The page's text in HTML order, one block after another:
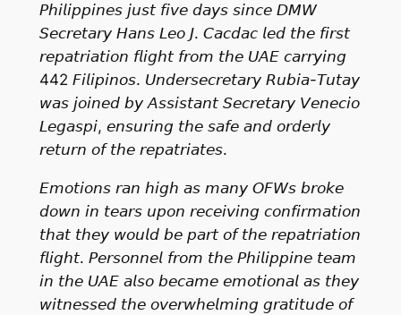
𝘗𝘩𝘪𝘭𝘪𝘱𝘱𝘪𝘯𝘦𝘴 𝘫𝘶𝘴𝘵 𝘧𝘪𝘷𝘦 𝘥𝘢𝘺𝘴 𝘴𝘪𝘯𝘤𝘦 𝘋𝘔𝘞
𝘚𝘦𝘤𝘳𝘦𝘵𝘢𝘳𝘺 𝘏𝘢𝘯𝘴 𝘓𝘦𝘰 𝘑. 𝘊𝘢𝘤𝘥𝘢𝘤 𝘭𝘦𝘥 𝘵𝘩𝘦 𝘧𝘪𝘳𝘴𝘵
𝘳𝘦𝘱𝘢𝘵𝘳𝘪𝘢𝘵𝘪𝘰𝘯 𝘧𝘭𝘪𝘨𝘩𝘵 𝘧𝘳𝘰𝘮 𝘵𝘩𝘦 𝘜𝘈𝘌 𝘤𝘢𝘳𝘳𝘺𝘪𝘯𝘨
442 𝘍𝘪𝘭𝘪𝘱𝘪𝘯𝘰𝘴. 𝘜𝘯𝘥𝘦𝘳𝘴𝘦𝘤𝘳𝘦𝘵𝘢𝘳𝘺 𝘙𝘶𝘣𝘪𝘢-𝘛𝘶𝘵𝘢𝘺
𝘸𝘢𝘴 𝘫𝘰𝘪𝘯𝘦𝘥 𝘣𝘺 𝘈𝘴𝘴𝘪𝘴𝘵𝘢𝘯𝘵 𝘚𝘦𝘤𝘳𝘦𝘵𝘢𝘳𝘺 𝘝𝘦𝘯𝘦𝘤𝘪𝘰
𝘓𝘦𝘨𝘢𝘴𝘱𝘪, 𝘦𝘯𝘴𝘶𝘳𝘪𝘯𝘨 𝘵𝘩𝘦 𝘴𝘢𝘧𝘦 𝘢𝘯𝘥 𝘰𝘳𝘥𝘦𝘳𝘭𝘺
𝘳𝘦𝘵𝘶𝘳𝘯 𝘰𝘧 𝘵𝘩𝘦 𝘳𝘦𝘱𝘢𝘵𝘳𝘪𝘢𝘵𝘦𝘴.
𝘌𝘮𝘰𝘵𝘪𝘰𝘯𝘴 𝘳𝘢𝘯 𝘩𝘪𝘨𝘩 𝘢𝘴 𝘮𝘢𝘯𝘺 𝘖𝘍𝘞𝘴 𝘣𝘳𝘰𝘬𝘦
𝘥𝘰𝘸𝘯 𝘪𝘯 𝘵𝘦𝘢𝘳𝘴 𝘶𝘱𝘰𝘯 𝘳𝘦𝘤𝘦𝘪𝘷𝘪𝘯𝘨 𝘤𝘰𝘯𝘧𝘪𝘳𝘮𝘢𝘵𝘪𝘰𝘯
𝘵𝘩𝘢𝘵 𝘵𝘩𝘦𝘺 𝘸𝘰𝘶𝘭𝘥 𝘣𝘦 𝘱𝘢𝘳𝘵 𝘰𝘧 𝘵𝘩𝘦 𝘳𝘦𝘱𝘢𝘵𝘳𝘪𝘢𝘵𝘪𝘰𝘯
𝘧𝘭𝘪𝘨𝘩𝘵. 𝘗𝘦𝘳𝘴𝘰𝘯𝘯𝘦𝘭 𝘧𝘳𝘰𝘮 𝘵𝘩𝘦 𝘗𝘩𝘪𝘭𝘪𝘱𝘱𝘪𝘯𝘦 𝘵𝘦𝘢𝘮
𝘪𝘯 𝘵𝘩𝘦 𝘜𝘈𝘌 𝘢𝘭𝘴𝘰 𝘣𝘦𝘤𝘢𝘮𝘦 𝘦𝘮𝘰𝘵𝘪𝘰𝘯𝘢𝘭 𝘢𝘴 𝘵𝘩𝘦𝘺
𝘸𝘪𝘵𝘯𝘦𝘴𝘴𝘦𝘥 𝘵𝘩𝘦 𝘰𝘷𝘦𝘳𝘸𝘩𝘦𝘭𝘮𝘪𝘯𝘨 𝘨𝘳𝘢𝘵𝘪𝘵𝘶𝘥𝘦 𝘰𝘧